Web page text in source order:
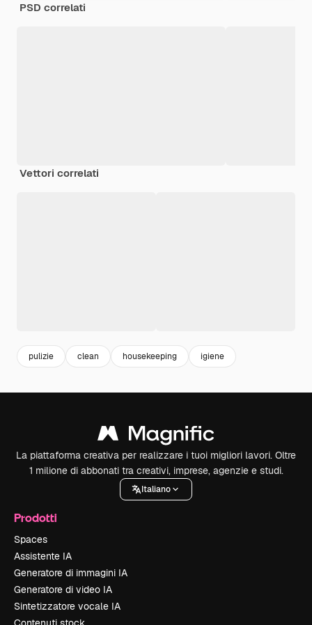
PSD correlati
Vettori correlati
pulizie clean housekeeping igiene
La piattaforma creativa per realizzare i tuoi migliori lavori. Oltre
1 milione di abbonati tra creativi, imprese, agenzie e studi.
Italiano
Prodotti
Spaces
Assistente IA
Generatore di immagini IA
Generatore di video IA
Sintetizzatore vocale IA